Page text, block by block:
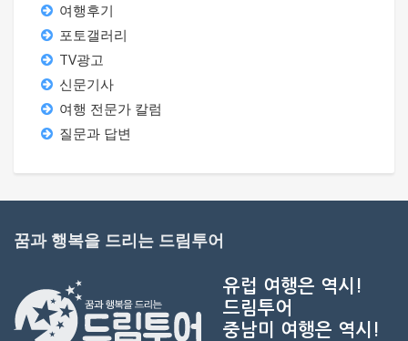
여행후기
포토갤러리
TV광고
신문기사
여행 전문가 칼럼
질문과 답변
꿈과 행복을 드리는 드림투어
유럽 여행은 역시!
드림투어
중남미 여행은 역시!